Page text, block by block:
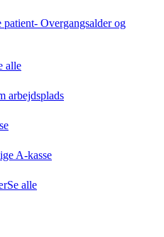
Overgangsalder og
alle
arbejdsplads
A-kasse
Se alle